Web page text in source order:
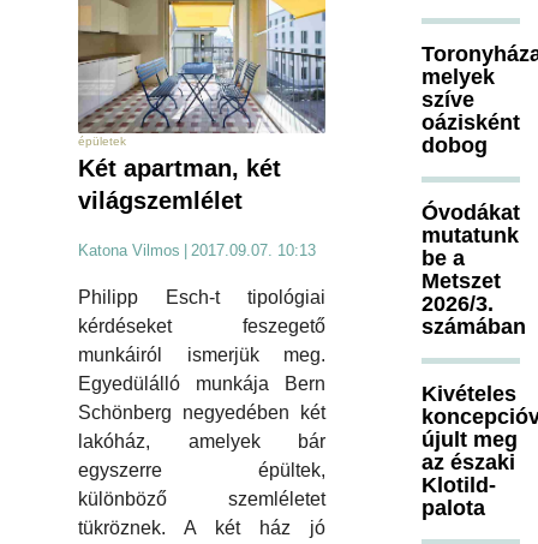
épületek
Két apartman, két
világszemlélet
Katona Vilmos | 2017.09.07. 10:13
Philipp Esch-t tipológiai
kérdéseket feszegető
munkáiról ismerjük meg.
Egyedülálló munkája Bern
Schönberg negyedében két
lakóház, amelyek bár
egyszerre épültek,
különböző szemléletet
tükröznek. A két ház jó
melyek
szíve
oázisként
dobog
Óvodákat
mutatunk
be a
Metszet
2026/3.
számában
Kivételes
újult meg
az északi
Klotild-
palota